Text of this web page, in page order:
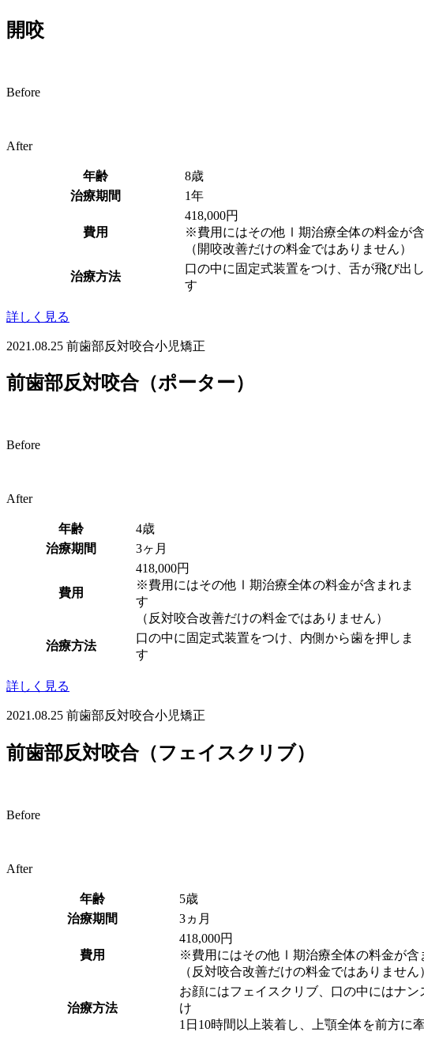
開咬
Before
After
年齢
8歳
治療期間
1年
費用
418,000円
※費用にはその他Ⅰ期治療全体の料金が
（開咬改善だけの料金ではありません）
治療方法
口の中に固定式装置をつけ、舌が飛び出
す
詳しく見る
2021.08.25 前歯部反対咬合小児矯正
前歯部反対咬合（ポーター）
Before
After
年齢
4歳
治療期間
3ヶ月
費用
418,000円
※費用にはその他Ⅰ期治療全体の料金が含まれま
す
（反対咬合改善だけの料金ではありません）
治療方法
口の中に固定式装置をつけ、内側から歯を押しま
す
詳しく見る
2021.08.25 前歯部反対咬合小児矯正
前歯部反対咬合（フェイスクリブ）
Before
After
年齢
5歳
治療期間
3ヵ月
費用
418,000円
※費用にはその他Ⅰ期治療全体の料金が含
（反対咬合改善だけの料金ではありません
治療方法
お顔にはフェイスクリブ、口の中にはナ
け
1日10時間以上装着し、上顎全体を前方に牽